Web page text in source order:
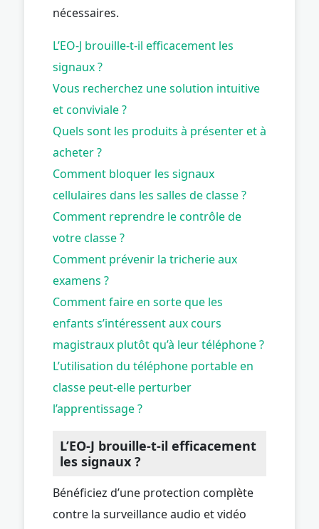
nécessaires.
L’EO-J brouille-t-il efficacement les
signaux ?
Vous recherchez une solution intuitive
et conviviale ?
Quels sont les produits à présenter et à
acheter ?
Comment bloquer les signaux
cellulaires dans les salles de classe ?
Comment reprendre le contrôle de
votre classe ?
Comment prévenir la tricherie aux
examens ?
Comment faire en sorte que les
enfants s’intéressent aux cours
magistraux plutôt qu’à leur téléphone ?
L’utilisation du téléphone portable en
classe peut-elle perturber
l’apprentissage ?
L’EO-J brouille-t-il efficacement
les signaux ?
Bénéficiez d’une protection complète
contre la surveillance audio et vidéo